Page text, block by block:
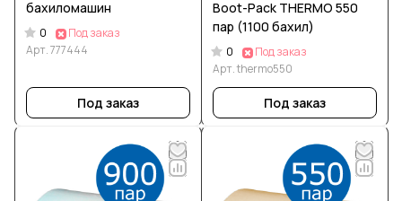
бахиломашин
0
Под заказ
Арт.777444
Под заказ
Boot-Pack THERMO 550
пар (1100 бахил)
0
Под заказ
Арт.thermo550
Под заказ